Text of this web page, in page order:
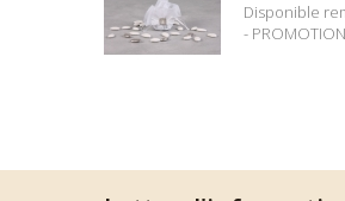
Disponible
-